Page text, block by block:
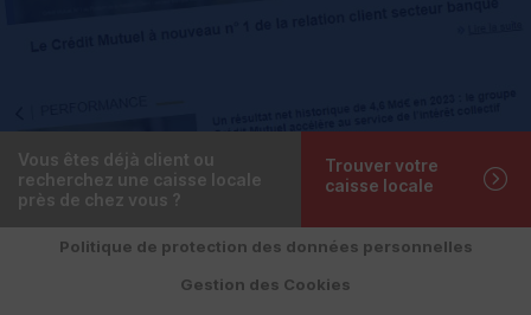
Vous êtes déjà client ou
recherchez une caisse locale
près de chez vous ?
Trouver votre
caisse locale
Politique de protection des données personnelles
Gestion des Cookies